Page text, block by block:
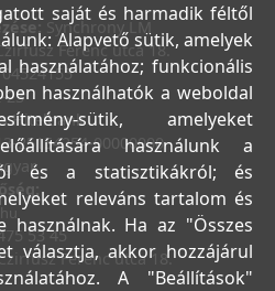
Synchrony LM
Ferenc utca 18.
04524155
23
Hitelbank
25154254-00000000
53 45
Ferenc utca 18.
saját és harmadik féltől
Alapvető sütik, amelyek
használatához; funkcionális
használhatók a weboldal
sütik, amelyeket
használunk a
és a statisztikákról; és
releváns tartalom és
használnak. Ha az "Összes
választja, akkor hozzájárul
A "Beállítások"